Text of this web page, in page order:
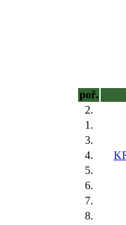
poř.
2.
1.
3.
4.
5.
6.
7.
8.